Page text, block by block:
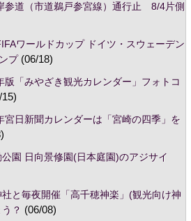
参道（市道鵜戸参宮線）通行止 8/4片側
ワールドカップ ドイツ・スウェーデン
プ(06/18)
版「みやざき観光カレンダー」フォトコ
15)
宮日新聞カレンダーは「宮崎の四季」を
園 日向景修園(日本庭園)のアジサイ
社と毎夜開催「高千穂神楽」(観光向け神
？ (06/08)